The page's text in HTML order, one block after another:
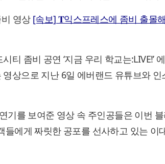
영상 [속보] 𝐓익스프레스에 좀비 출몰
티 좀비 공연 ‘지금 우리 학교는:LIVE!’
상으로 지난 6일 에버랜드 유튜브와 인
기를 보여준 영상 속 주인공들은 이번
들에게 짜릿한 공포를 선사하고 있는 이